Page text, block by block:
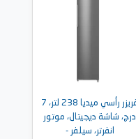
فريزر رأسي ميديا 238 لتر، 7
درج، شاشة ديجيتال، موتور
انفرتر، سيلفر -